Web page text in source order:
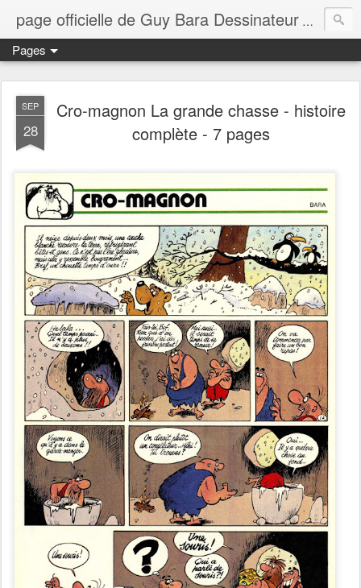
page officielle de Guy Bara Dessinateur page
Pages
SEP
28
Cro-magnon La grande chasse - histoire
complète - 7 pages